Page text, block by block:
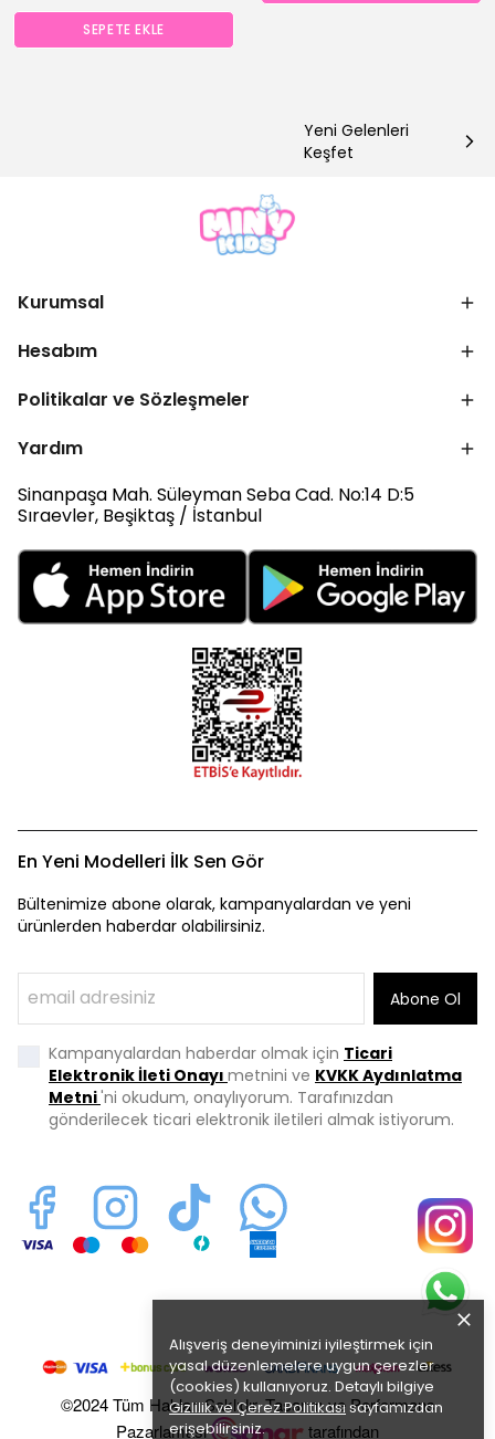
Alışveriş deneyiminizi iyileştirmek için
yasal düzenlemelere uygun çerezler
(cookies) kullanıyoruz. Detaylı bilgiye
Gizlilik ve Çerez Politikasısayfamızdan
erişebilirsiniz.
SEPETE EKLE
Yeni Gelenleri
Keşfet
Kurumsal
Hesabım
Politikalar ve Sözleşmeler
Yardım
Sinanpaşa Mah. Süleyman Seba Cad. No:14 D:5
Sıraevler, Beşiktaş / İstanbul
En Yeni Modelleri İlk Sen Gör
Bültenimize abone olarak, kampanyalardan ve yeni
ürünlerden haberdar olabilirsiniz.
Abone Ol
Kampanyalardan haberdar olmak için Ticari
Elektronik İleti Onayı metnini ve KVKK Aydınlatma
Metni'ni okudum, onaylıyorum. Tarafınızdan
gönderilecek ticari elektronik iletileri almak istiyorum.
©2024 Tüm Hakları Saklıdır. Tasarım ve Performans
Pazarlaması
tarafından